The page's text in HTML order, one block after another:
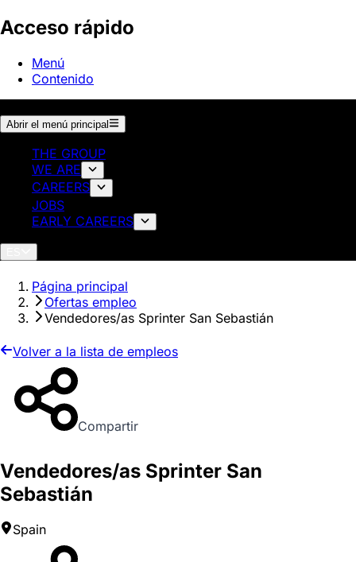
Acceso rápido
Menú
Contenido
Abrir el menú principal
THE GROUP
WE ARE
CAREERS
JOBS
EARLY CAREERS
Página principal
Ofertas empleo
Vendedores/as Sprinter San Sebastián
Volver a la lista de empleos
Compartir
Vendedores/as Sprinter San
Sebastián
Spain